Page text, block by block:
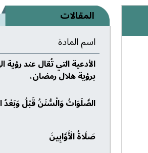
المقالات
اسم المادة
الأدعية التي تُقال عند رؤية
برؤية هلال رمضان،
الصَّلَوَاتُ وَالْسُّنَنُ قَبْلُ وَبَعْدُ
صَلَاةُ الْأَوَّابِينَ